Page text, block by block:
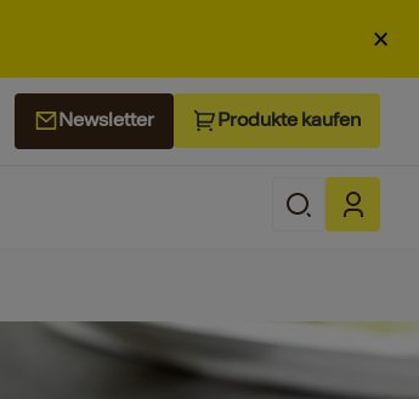
×
Newsletter Produkte kaufen